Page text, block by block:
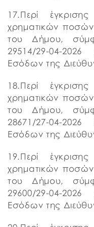
17.Περί
χρηματικών ποσών
του Δήμου,
29514/29-04-
Εσόδων της
18.Περί
χρηματικών ποσών
του Δήμου,
28671/27-04-
Εσόδων της
19.Περί
χρηματικών ποσών
του Δήμου,
29600/29-04-
Εσόδων της